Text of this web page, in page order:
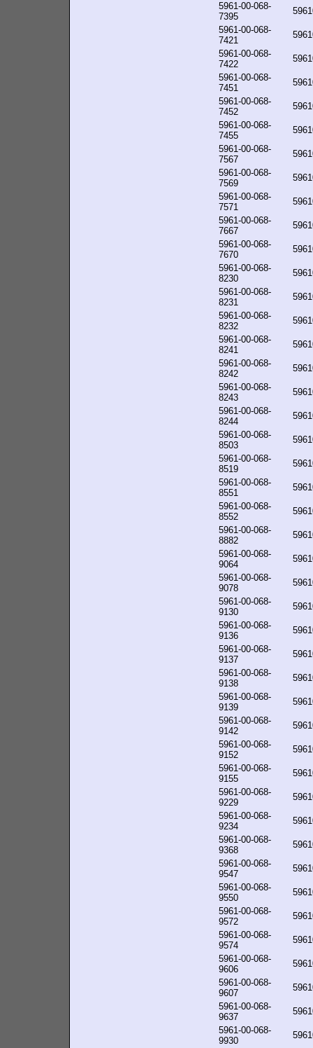
5961-00-068-
7395
5961-00-068-
7421
5961-00-068-
7422
5961-00-068-
7451
5961-00-068-
7452
5961-00-068-
7455
5961-00-068-
7567
5961-00-068-
7569
5961-00-068-
7571
5961-00-068-
7667
5961-00-068-
7670
5961-00-068-
8230
5961-00-068-
8231
5961-00-068-
8232
5961-00-068-
8241
5961-00-068-
8242
5961-00-068-
8243
5961-00-068-
8244
5961-00-068-
8503
5961-00-068-
8519
5961-00-068-
8551
5961-00-068-
8552
5961-00-068-
8882
5961-00-068-
9064
5961-00-068-
9078
5961-00-068-
9130
5961-00-068-
9136
5961-00-068-
9137
5961-00-068-
9138
5961-00-068-
9139
5961-00-068-
9142
5961-00-068-
9152
5961-00-068-
9155
5961-00-068-
9229
5961-00-068-
9234
5961-00-068-
9368
5961-00-068-
9547
5961-00-068-
9550
5961-00-068-
9572
5961-00-068-
9574
5961-00-068-
9606
5961-00-068-
9607
5961-00-068-
9637
5961-00-068-
9930